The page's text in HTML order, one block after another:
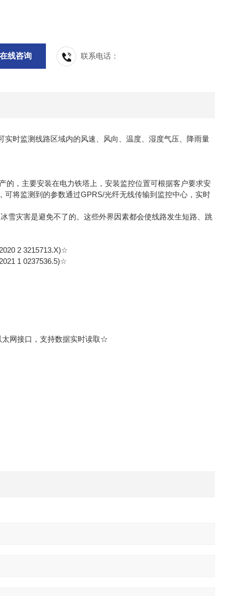
在线咨询 联系电话：
时监测线路区域内的风速、风向、温度、湿度气压、降雨量
，主要安装在电力铁塔上，安装监控位置可根据客户要求安
将监测到的参数通过GPRS/光纤无线传输到监控中心，实时
灾害是避免不了的。这些外界因素都会使线路发生短路、跳
2 3215713.X)☆
1 0237536.5)☆
网接口，支持数据实时读取☆